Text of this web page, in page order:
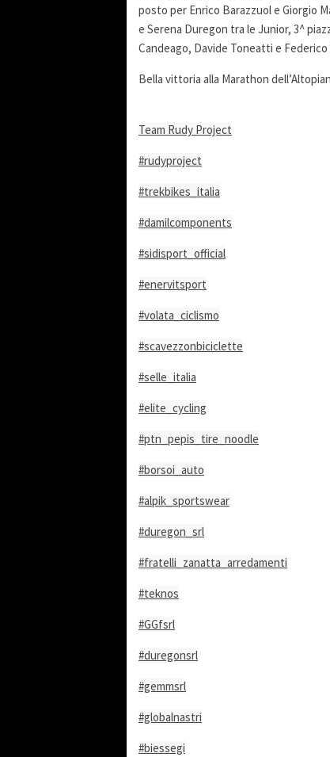
posto per Enrico Barazzuol e Giorgio
e Serena Duregon tra le Junior, 3^
Candeago, Davide Toneatti e
Bella vittoria alla Marathon
Team Rudy Project
#rudyproject
#trekbikes_italia
#damilcomponents
#sidisport_official
#enervitsport
#volata_ciclismo
#scavezzonbiciclette
#selle_italia
#elite_cycling
#ptn_pepis_tire_noodle
#borsoi_auto
#alpik_sportswear
#duregon_srl
#fratelli_zanatta_arredamenti
#teknos
#GGfsrl
#duregonsrl
#gemmsrl
#globalnastri
#biessegi